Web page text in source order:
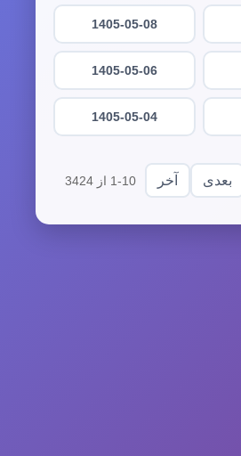
1405-05-08
1405-05-06
1405-05-04
بعدی آخر 1-10 از 3424